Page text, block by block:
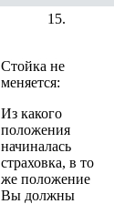
15.
Стойка не
меняется:
Из какого
положения
начиналась
страховка, в то
же положение
Вы должны